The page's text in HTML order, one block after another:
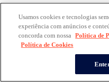
Usamos cookies e tecnologias
experiência com anúncios e
concorda com nossa Política de
Política de Cookies